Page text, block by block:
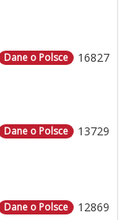
16827
Dane o Polsce
13729
Dane o Polsce
12869
Dane o Polsce